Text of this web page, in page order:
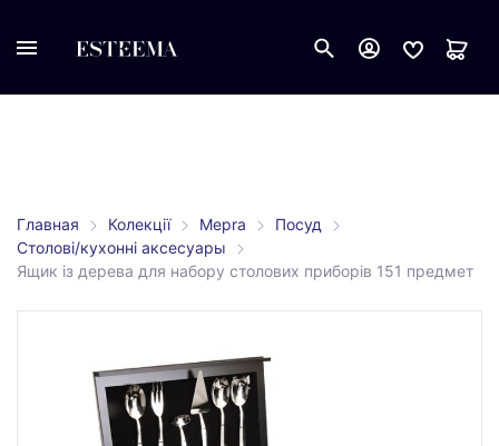
Главная Колекції Mepra
Посуд
Столові/кухонні аксесуары
Ящик із дерева для набору столових приборів 151 предмет